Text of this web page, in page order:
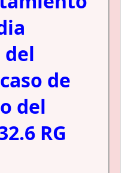
de
del
RG